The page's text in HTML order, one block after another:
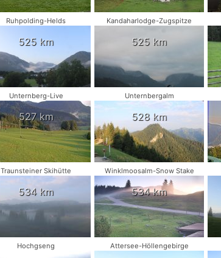
Ruhpolding-Helds
525 km
Kandaharlodge-Zugspitze
525 km
Unternberg-Live
527 km
Unternbergalm
528 km
Traunsteiner Skihütte
534 km
Winklmoosalm-Snow Stake
534 km
Hochgseng Attersee-Höllengebirge